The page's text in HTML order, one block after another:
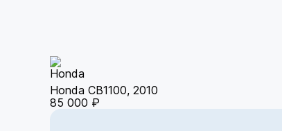
Honda CB1100, 2010
85 000 ₽